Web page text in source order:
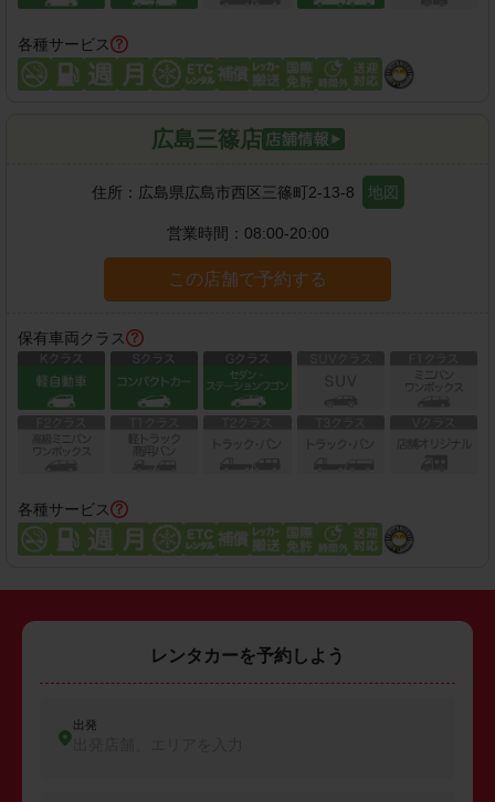
各種サービス
広島三篠店
住所： 広島県広島市西区三篠町2-13-8 地図
営業時間： 08:00-20:00
この店舗で予約する
保有車両クラス
各種サービス
レンタカーを予約しよう
出発